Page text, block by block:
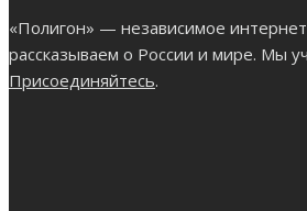
«Полигон» — независимое
рассказываем о России и мире. Мы
Присоединяйтесь.